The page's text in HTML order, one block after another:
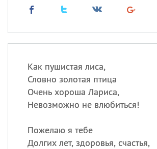
Как пушистая лиса,
Словно золотая птица
Очень хороша Лариса,
Невозможно не влюбиться!
Пожелаю я тебе
Долгих лет, здоровья, счастья,